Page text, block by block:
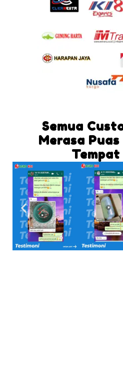
Semua
Merasa
Tempat